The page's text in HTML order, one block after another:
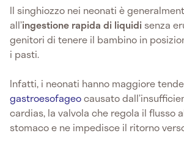
Il singhiozzo nei neonati è
all’ingestione rapida di liquidi senza
genitori di tenere il bambino in
i pasti.
Infatti, i neonati hanno maggiore
gastroesofageocausato
cardias, la valvola che regola il flusso
stomaco e ne impedisce il ritorno